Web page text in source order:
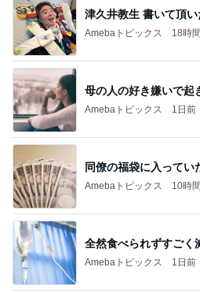
津久井教生 書いて頂
Amebaトピックス 18時
母の人の好き嫌いで起
Amebaトピックス 1日前
同僚の福袋に入ってい
Amebaトピックス 10時
全然食べられずすごく
Amebaトピックス 1日前